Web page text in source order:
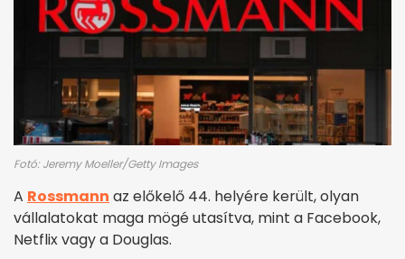
Fotó: Jeremy Moeller/Getty Images
A Rossmann az előkelő 44. helyére került, olyan
vállalatokat maga mögé utasítva, mint a Facebook,
Netflix vagy a Douglas.